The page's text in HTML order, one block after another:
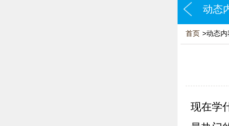
动态
首页 >动态内
现在学